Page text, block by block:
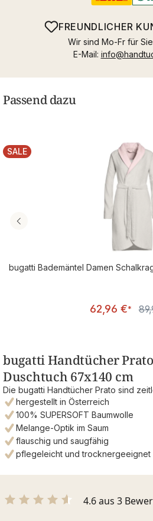
FREUNDLICHER
Wir sind Mo-Fr für
E-Mail:
Passend dazu
RABATT
SALE
bugatti Bademäntel Damen
62,96 €*
bugatti Handtücher
Duschtuch 67x140 cm
Die bugatti Handtücher Prato sind
hergestellt in Österreich
100% SUPERSOFT Baumwolle
Melange-Optik im Saum
flauschig und saugfähig
pflegeleicht und trocknergeeignet
4.6 aus 3